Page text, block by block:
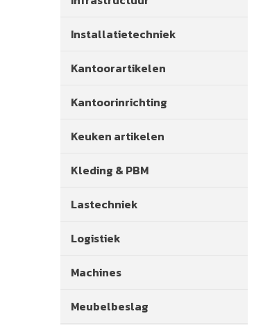
Installatietechniek
Kantoorartikelen
Kantoorinrichting
Keuken artikelen
Kleding & PBM
Lastechniek
Logistiek
Machines
Meubelbeslag